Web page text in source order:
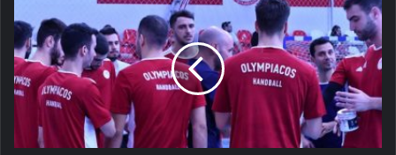
μυαλό
στο
πρωτάθλημα
για
Θρύλο